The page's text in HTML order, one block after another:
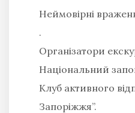
Неймовірні
.
Організатори
Національний
Клуб активного
Запоріжжя”.